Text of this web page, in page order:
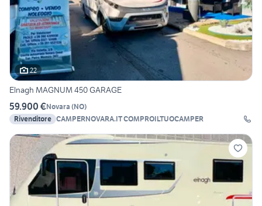
22
Elnagh MAGNUM 450 GARAGE
59.900 €Novara (NO)
Rivenditore CAMPERNOVARA.IT COMPROILTUOCAMPER